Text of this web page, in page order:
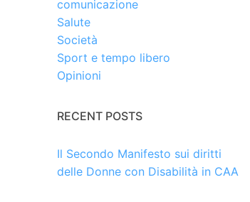
comunicazione
Salute
Società
Sport e tempo libero
Opinioni
RECENT POSTS
Il Secondo Manifesto sui diritti
delle Donne con Disabilità in CAA